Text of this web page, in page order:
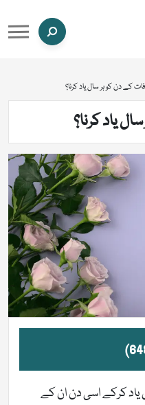
کے دن کو ہر سال یاد کرنا؟
یاد کرنا؟
کرکے اسی دن ان کے